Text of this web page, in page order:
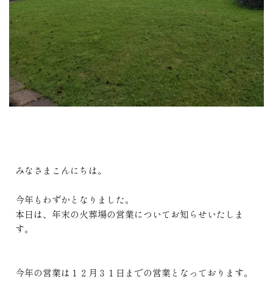
みなさまこんにちは。
今年もわずかとなりました。
本日は、年末の火葬場の営業についてお知らせいたしま
す。
今年の営業は１２月３１日までの営業となっております。